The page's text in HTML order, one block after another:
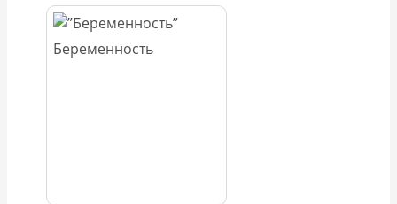
Беременность